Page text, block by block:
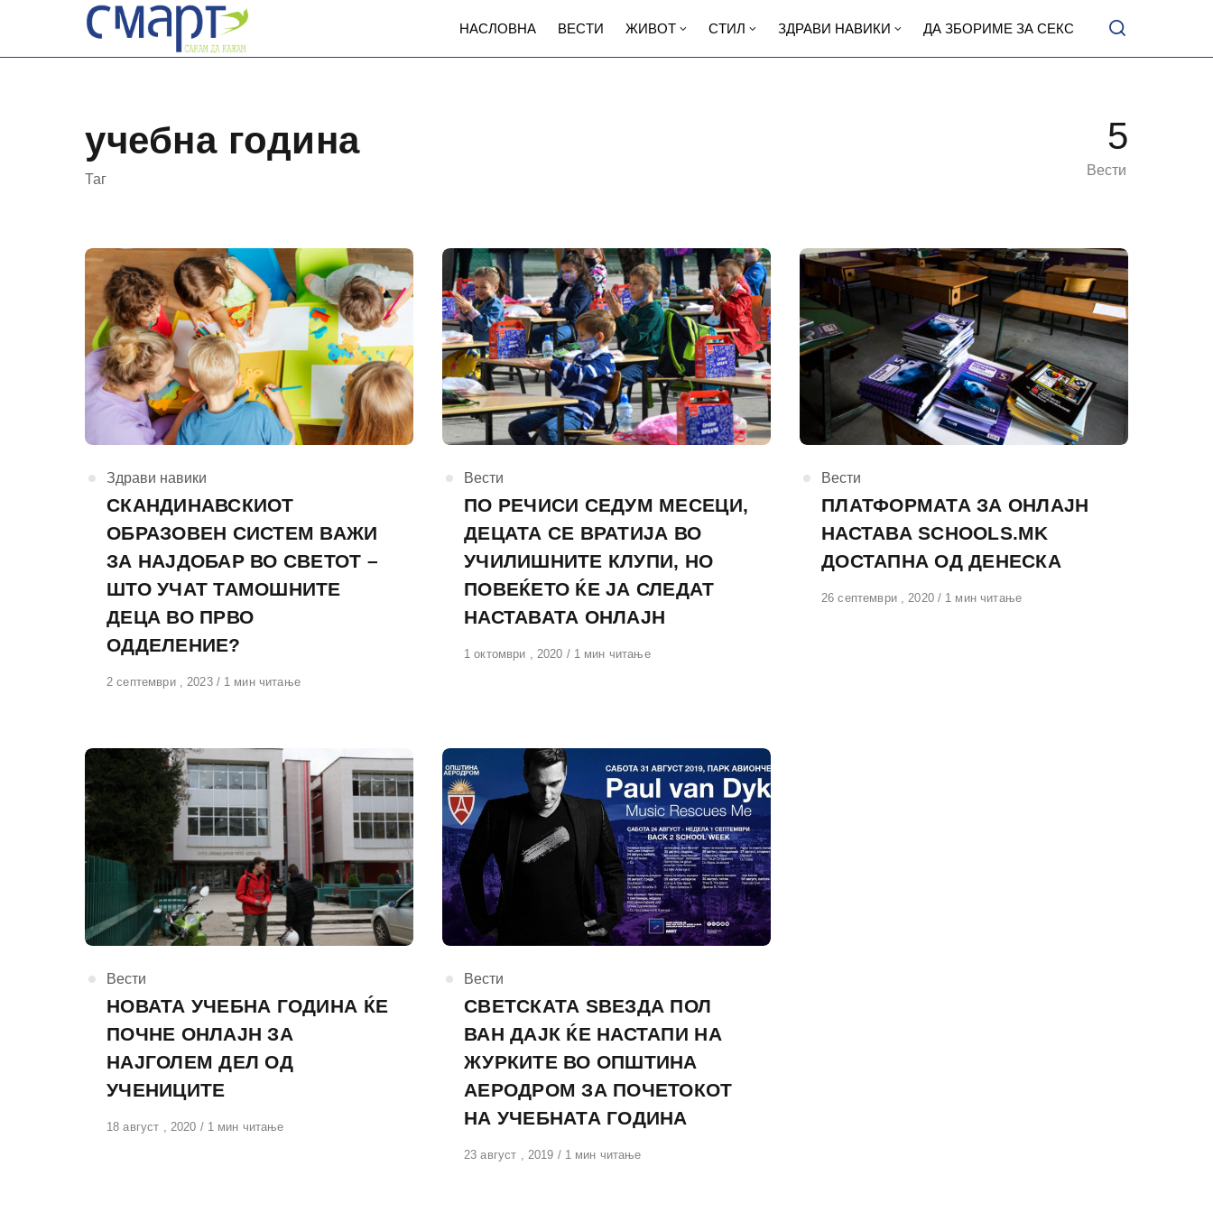
content
НАСЛОВНА ВЕСТИ ЖИВОТ СТИЛ ЗДРАВИ НАВИКИ ДА ЗБОРИМЕ ЗА СЕКС
учебна година
Таг
5
Вести
КАтегорија
Здрави навики
СКАНДИНАВСКИОТ
ОБРАЗОВЕН СИСТЕМ ВАЖИ
ЗА НАЈДОБАР ВО СВЕТОТ –
ШТО УЧАТ ТАМОШНИТЕ
ДЕЦА ВО ПРВО
ОДДЕЛЕНИЕ?
Објавено
2 септември , 2023 1 мин читање
КАтегорија
Вести
ПО РЕЧИСИ СЕДУМ МЕСЕЦИ,
ДЕЦАТА СЕ ВРАТИЈА ВО
УЧИЛИШНИТЕ КЛУПИ, НО
ПОВЕЌЕТО ЌЕ ЈА СЛЕДАТ
НАСТАВАТА ОНЛАЈН
Објавено
1 октомври , 2020 1 мин читање
КАтегорија
Вести
ПЛАТФОРМАТА ЗА ОНЛАЈН
НАСТАВА SCHOOLS.MK
ДОСТАПНА ОД ДЕНЕСКА
Објавено
26 септември , 2020 1 мин читање
КАтегорија
Вести
НОВАТА УЧЕБНА ГОДИНА ЌЕ
ПОЧНЕ ОНЛАЈН ЗА
НАЈГОЛЕМ ДЕЛ ОД
УЧЕНИЦИТЕ
Објавено
18 август , 2020 1 мин читање
КАтегорија
Вести
СВЕТСКАТА ЅВЕЗДА ПОЛ
ВАН ДАЈК ЌЕ НАСТАПИ НА
ЖУРКИТЕ ВО ОПШТИНА
АЕРОДРОМ ЗА ПОЧЕТОКОТ
НА УЧЕБНАТА ГОДИНА
Објавено
23 август , 2019 1 мин читање